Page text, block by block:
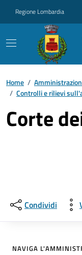
Regione Lombardia
Home /
/ Controlli e rilievi
Corte
Condividi
NAVIGA